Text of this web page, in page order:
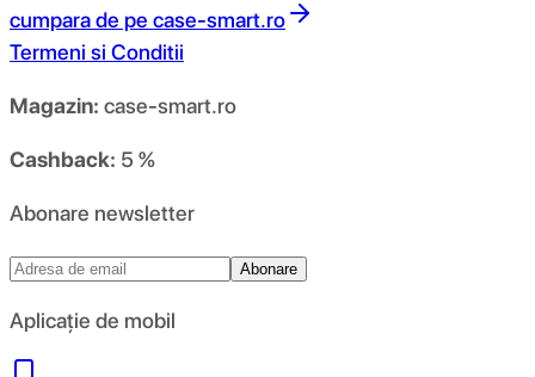
cumpara de pe case-smart.ro
Termeni si Conditii
Magazin: case-smart.ro
Cashback: 5 %
Abonare newsletter
Abonare
Aplicație de mobil